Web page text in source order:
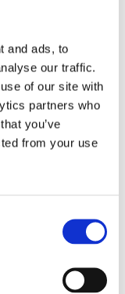
and ads, to
our traffic.
of our site with
partners who
you’ve
from your use